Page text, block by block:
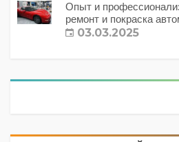
Опыт и
ремонт и покраска
03.03.2025